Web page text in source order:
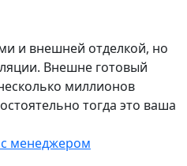
и внешней отделкой, но
Внешне готовый
миллионов
тогда это ваша
менеджером